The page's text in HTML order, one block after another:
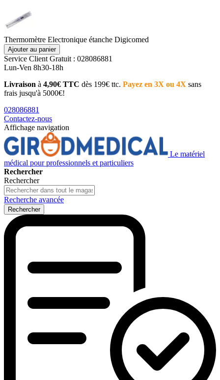
Thermomètre Electronique étanche Digicomed
Ajouter au panier
Service Client Gratuit : 028086881
Lun-Ven 8h30-18h
Livraison à 4,90€ TTC dès 199€ ttc. Payez en 3X ou 4X sans
frais jusqu'à 5000€!
028086881
Contactez-nous
Affichage navigation
Le matériel
médical pour professionnels et particuliers
Rechercher
Rechercher
Recherche avancée
Rechercher